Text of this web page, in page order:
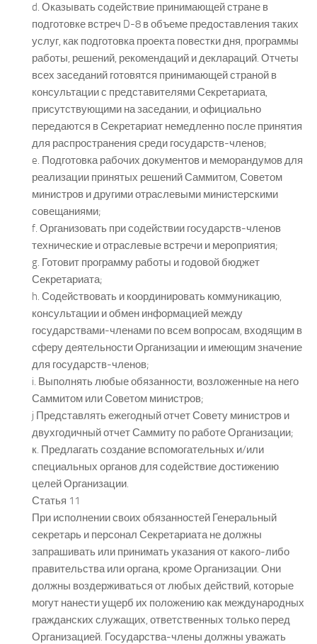
d. Оказывать содействие принимающей стране в
подготовке встреч D-8 в объеме предоставления таких
услуг, как подготовка проекта повестки дня, программы
работы, решений, рекомендаций и деклараций. Отчеты
всех заседаний готовятся принимающей страной в
консультации с представителями Секретариата,
присутствующими на заседании, и официально
передаются в Секретариат немедленно после принятия
для распространения среди государств-членов;
e. Подготовка рабочих документов и меморандумов для
реализации принятых решений Саммитом, Советом
министров и другими отраслевыми министерскими
совещаниями;
f. Организовать при содействии государств-членов
технические и отраслевые встречи и мероприятия;
g. Готовит программу работы и годовой бюджет
Секретариата;
h. Содействовать и координировать коммуникацию,
консультации и обмен информацией между
государствами-членами по всем вопросам, входящим в
сферу деятельности Организации и имеющим значение
для государств-членов;
i. Выполнять любые обязанности, возложенные на него
Саммитом или Советом министров;
j Представлять ежегодный отчет Совету министров и
двухгодичный отчет Саммиту по работе Организации;
к. Предлагать создание вспомогательных и/или
специальных органов для содействие достижению
целей Организации.
Статья 11
При исполнении своих обязанностей Генеральный
секретарь и персонал Секретариата не должны
запрашивать или принимать указания от какого-либо
правительства или органа, кроме Организации. Они
должны воздерживаться от любых действий, которые
могут нанести ущерб их положению как международных
гражданских служащих, ответственных только перед
Организацией. Государства-члены должны уважать